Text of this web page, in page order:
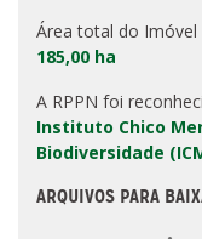
Área total do Imóvel
185,00 ha
A RPPN foi
Instituto Chico
Biodiversidade
ARQUIVOS PARA